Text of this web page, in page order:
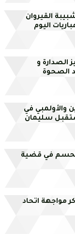
القيروان
اليوم
الصدارة و
الصحوة
والأولمبي في
سليمان
في قضية
مواجهة اتحاد